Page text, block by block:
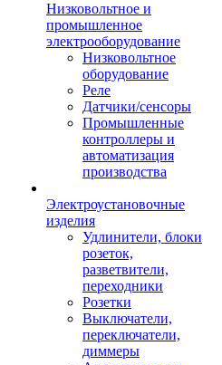
Низковольтное и
промышленное
электрооборудование
Низковольтное
оборудование
Реле
Датчики/сенсоры
Промышленные
контроллеры и
автоматизация
производства
Электроустановочные
изделия
Удлинители, блоки
розеток,
разветвители,
переходники
Розетки
Выключатели,
переключатели,
диммеры